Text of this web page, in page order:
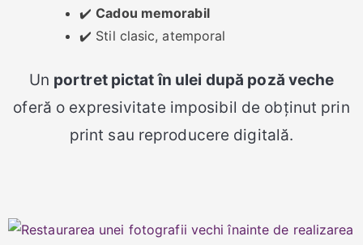
✔️Cadou memorabil
✔️ Stil clasic, atemporal
Un portret pictat în ulei după poză veche
oferă o expresivitate imposibil de obținut prin
print sau reproducere digitală.